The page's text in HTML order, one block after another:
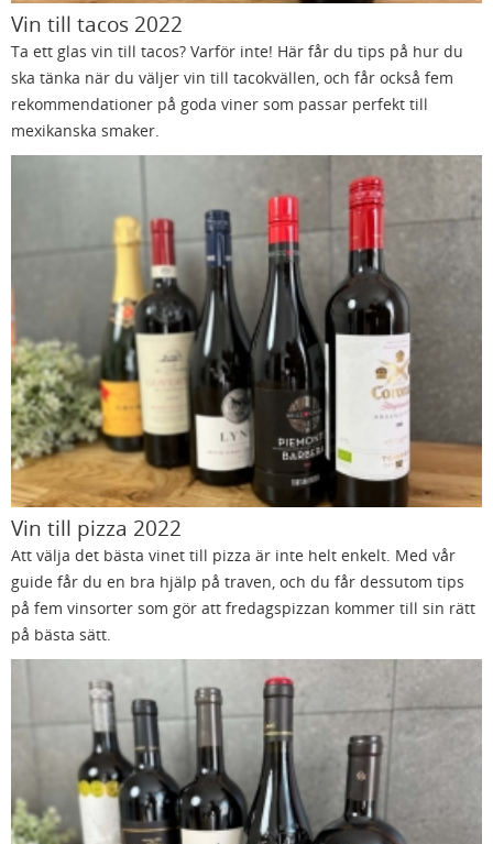
Vin till tacos 2022
Ta ett glas vin till tacos? Varför inte! Här får du tips på hur du
ska tänka när du väljer vin till tacokvällen, och får också fem
rekommendationer på goda viner som passar perfekt till
mexikanska smaker.
Vin till pizza 2022
Att välja det bästa vinet till pizza är inte helt enkelt. Med vår
guide får du en bra hjälp på traven, och du får dessutom tips
på fem vinsorter som gör att fredagspizzan kommer till sin rätt
på bästa sätt.